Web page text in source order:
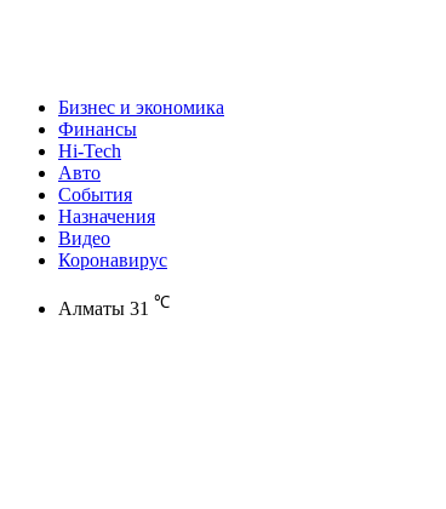
Бизнес и экономика
Финансы
Hi-Tech
Авто
События
Назначения
Видео
Коронавирус
Алматы 31 ℃